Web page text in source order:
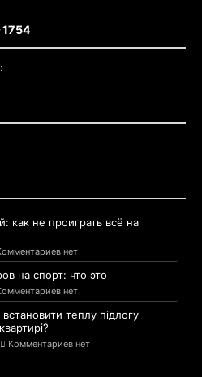
как не проиграть всё на
нет
на спорт: что это
нет
теплу підлогу
Комментариев нет